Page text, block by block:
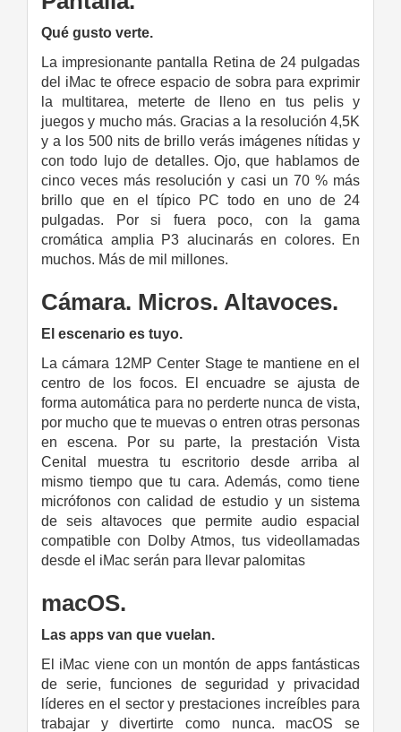
Qué gusto verte.
La impresio­nante pantalla Retina de 24 pulgadas
del iMac te ofrece espacio de sobra para exprimir
la multitarea, meterte de lleno en tus pelis y
juegos y mucho más. Gracias a la resolución 4,5K
y a los 500 nits de brillo verás imágenes nítidas y
con todo lujo de detalles. Ojo, que hablamos de
cinco veces más resolución y casi un 70 % más
brillo que en el típico PC todo en uno de 24
pulgadas. Por si fuera poco, con la gama
cromática amplia P3 alucinarás en colores. En
muchos. Más de mil millones.
Cámara. Micros. Altavoces.
El escenario es tuyo.
La cámara 12MP Center Stage te mantiene en el
centro de los focos. El encuadre se ajusta de
forma automática para no perderte nunca de vista,
por mucho que te muevas o entren otras personas
en escena. Por su parte, la prestación Vista
Cenital muestra tu escritorio desde arriba al
mismo tiempo que tu cara. Además, como tiene
micrófonos con calidad de estudio y un sistema
de seis altavoces que permite audio espacial
compatible con Dolby Atmos, tus videollamadas
desde el iMac serán para llevar palomitas
macOS.
Las apps van que vuelan.
El iMac viene con un montón de apps fantásticas
de serie, funciones de seguridad y privacidad
líderes en el sector y prestaciones increíbles para
trabajar y divertirte como nunca. macOS se